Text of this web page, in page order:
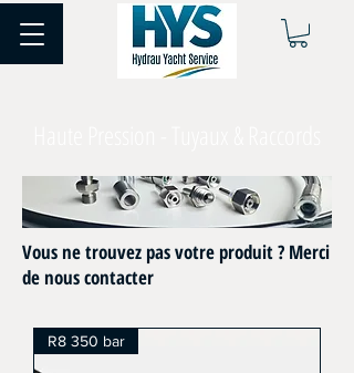
Vous ne trouvez pas votre produit ? Merci
de nous contacter
R8 350 bar